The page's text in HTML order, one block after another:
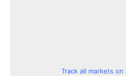
Track all markets on